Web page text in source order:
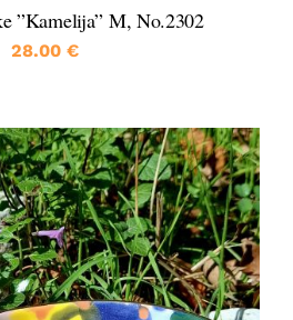
”Kamelija” M, No.2302
28.00 €